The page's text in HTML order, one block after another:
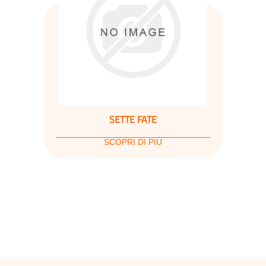
SETTE FATE
SCOPRI DI PIÙ